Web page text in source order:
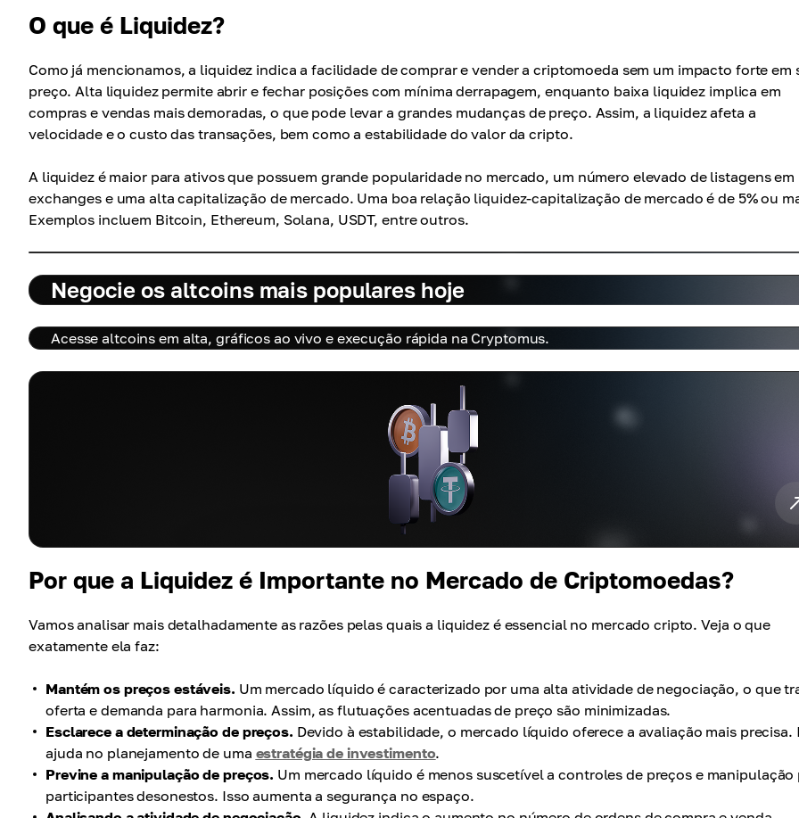
O que é Liquidez?
Como já mencionamos, a liquidez indica a facilidade de comprar e vender a criptomoeda sem um impacto forte em
preço. Alta liquidez permite abrir e fechar posições com mínima derrapagem, enquanto baixa liquidez implica em
compras e vendas mais demoradas, o que pode levar a grandes mudanças de preço. Assim, a liquidez afeta a
velocidade e o custo das transações, bem como a estabilidade do valor da cripto.
A liquidez é maior para ativos que possuem grande popularidade no mercado, um número elevado de listagens em
exchanges e uma alta capitalização de mercado. Uma boa relação liquidez-capitalização de mercado é de 5% ou
Exemplos incluem Bitcoin, Ethereum, Solana, USDT, entre outros.
Negocie os altcoins mais populares hoje
Acesse altcoins em alta, gráficos ao vivo e execução rápida na Cryptomus.
Por que a Liquidez é Importante no Mercado de Criptomoedas?
Vamos analisar mais detalhadamente as razões pelas quais a liquidez é essencial no mercado cripto. Veja o que
exatamente ela faz:
Mantém os preços estáveis. Um mercado líquido é caracterizado por uma alta atividade de negociação, o que
oferta e demanda para harmonia. Assim, as flutuações acentuadas de preço são minimizadas.
Esclarece a determinação de preços. Devido à estabilidade, o mercado líquido oferece a avaliação mais precisa.
ajuda no planejamento de uma estratégia de investimento.
Previne a manipulação de preços. Um mercado líquido é menos suscetível a controles de preços e manipulação
participantes desonestos. Isso aumenta a segurança no espaço.